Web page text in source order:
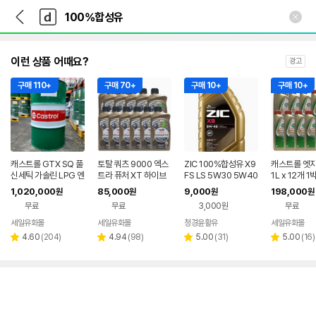
다
나
와
가
다
와
인
이런 상품 어때요? 광고
구매 110+
캐스트롤 GTX SQ 풀
신세틱 가솔린 LPG 엔
진오일 100%합성유
5W30, 200L, 1개
1,020,000원
무료
세일유화몰
별 4.60 리
(204)
구매 70+
토탈 쿼츠 9000 엑스
트라 퓨처 XT 하이브
리드 전용 엔진오일 10
0%합성유 0W20, 1
L, 12개
85,000원
무료
세일유화몰
별 4.94 리
(98)
구매 10+
ZIC 100%합성유 X9
FS LS 5W30 5W40
LPG 가솔린 디젤엔진
오일 1리터
9,000원
3,000원
청경윤활유
별 5.00 리
(31)
구매 10+
캐스트롤 엣
1L x 12개 1
린 디젤 엔진
229.51
4 RN0710
성유
198,000원
무료
세일유화몰
별 5.00 리
(16)